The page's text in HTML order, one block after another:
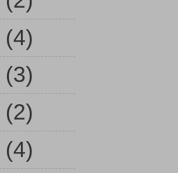
(4)
(3)
(2)
(4)